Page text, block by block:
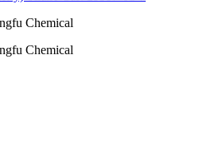
Chemical
Chemical